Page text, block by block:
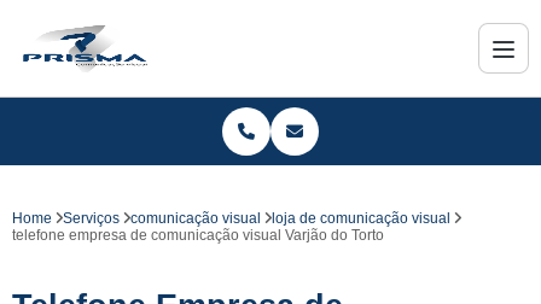
Home Serviços comunicação visual
loja de comunicação visual
telefone empresa de comunicação visual Varjão do Torto